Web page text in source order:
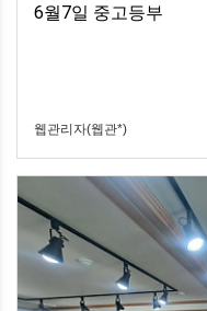
6월7일 중고등부
웹관리자(웹관*)